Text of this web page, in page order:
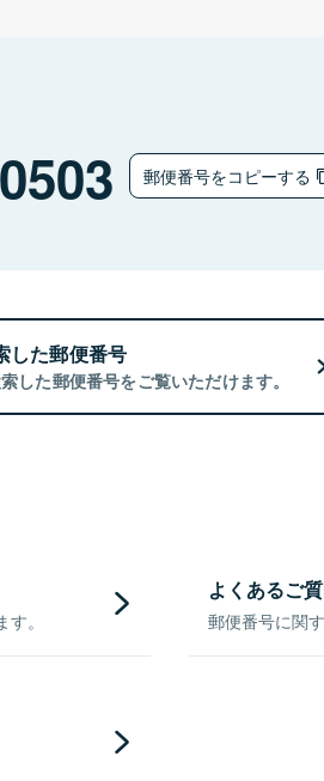
郵便番号をコピーする
した郵便番号
した郵便番号をご覧いただけます。
。
よくあるご
郵便番号に関